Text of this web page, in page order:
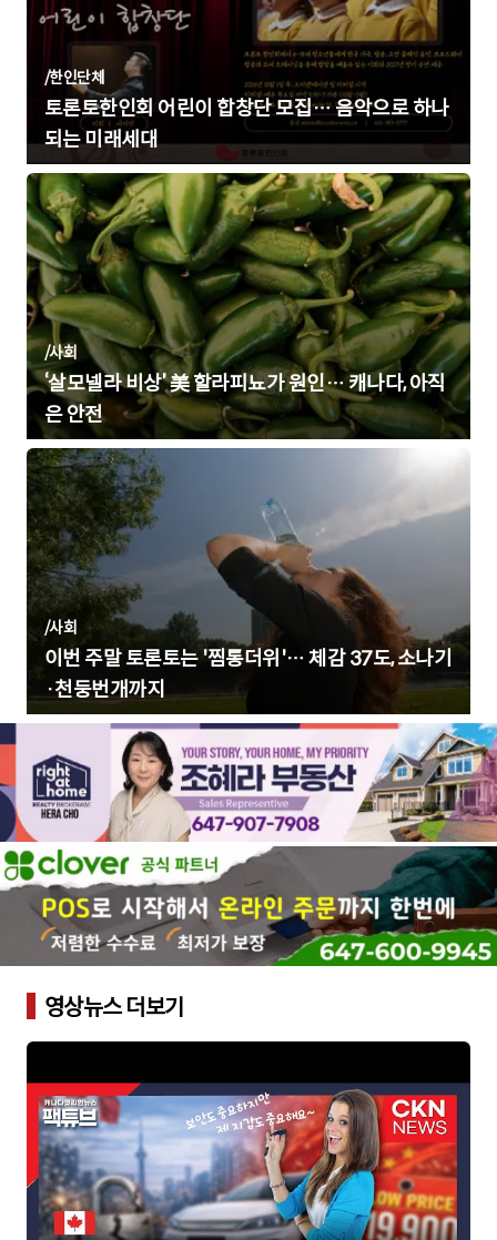
/한인단체
토론토한인회 어린이 합창단 모집… 음악으로 하나
되는 미래세대
/사회
‘살모넬라 비상’ 美 할라피뇨가 원인… 캐나다, 아직
은 안전
/사회
이번 주말 토론토는 '찜통더위'… 체감 37도, 소나기
·천둥번개까지
영상뉴스 더보기